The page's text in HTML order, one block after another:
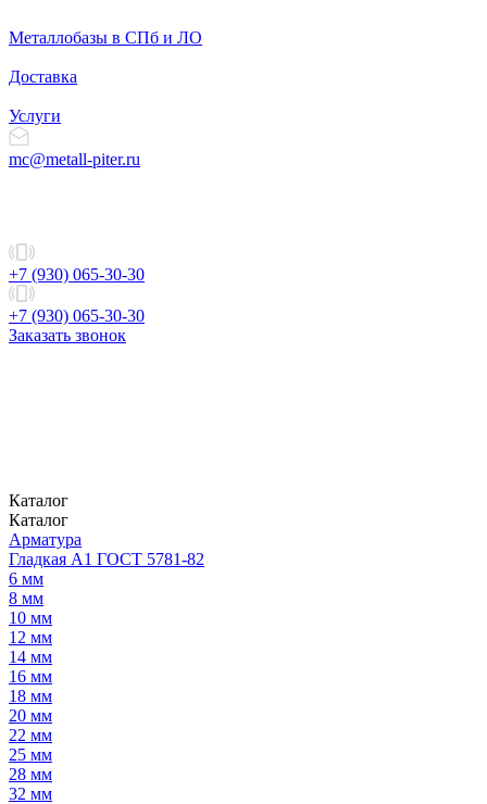
Металлобазы в СПб и ЛО
Доставка
Услуги
mc@metall-piter.ru
+7 (930) 065-30-30
+7 (930) 065-30-30
Заказать звонок
Каталог
Каталог
Арматура
Гладкая А1 ГОСТ 5781-82
6 мм
8 мм
10 мм
12 мм
14 мм
16 мм
18 мм
20 мм
22 мм
25 мм
28 мм
32 мм